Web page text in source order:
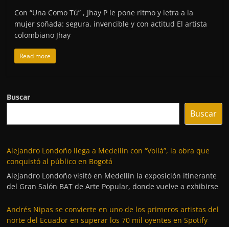
Con “Una Como Tú” , Jhay P le pone ritmo y letra a la
mujer soñada: segura, invencible y con actitud El artista
colombiano Jhay
Read more
Buscar
Buscar
Alejandro Londoño llega a Medellín con “Voilà”, la obra que
conquistó al público en Bogotá
Alejandro Londoño visitó en Medellín la exposición itinerante
del Gran Salón BAT de Arte Popular, donde vuelve a exhibirse
Andrés Nipas se convierte en uno de los primeros artistas del
norte del Ecuador en superar los 70 mil oyentes en Spotify